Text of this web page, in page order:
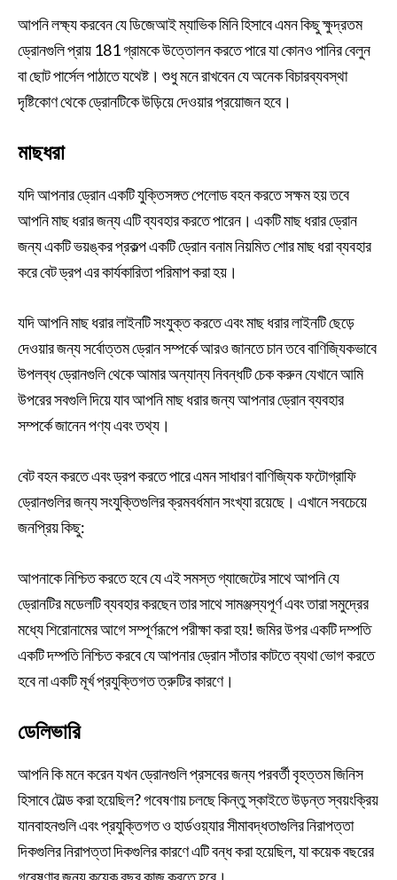
আপনি লক্ষ্য করবেন যে ডিজেআই ম্যাভিক মিনি হিসাবে এমন কিছু ক্ষুদ্রতম
ড্রোনগুলি প্রায় 181 গ্রামকে উত্তোলন করতে পারে যা কোনও পানির বেলুন
বা ছোট পার্সেল পাঠাতে যথেষ্ট। শুধু মনে রাখবেন যে অনেক বিচারব্যবস্থা
দৃষ্টিকোণ থেকে ড্রোনটিকে উড়িয়ে দেওয়ার প্রয়োজন হবে।
মাছধরা
যদি আপনার ড্রোন একটি যুক্তিসঙ্গত পেলোড বহন করতে সক্ষম হয় তবে
আপনি মাছ ধরার জন্য এটি ব্যবহার করতে পারেন। একটি মাছ ধরার ড্রোন
জন্য একটি ভয়ঙ্কর প্রকল্প একটি ড্রোন বনাম নিয়মিত শোর মাছ ধরা ব্যবহার
করে বেট ড্রপ এর কার্যকারিতা পরিমাপ করা হয়।
যদি আপনি মাছ ধরার লাইনটি সংযুক্ত করতে এবং মাছ ধরার লাইনটি ছেড়ে
দেওয়ার জন্য সর্বোত্তম ড্রোন সম্পর্কে আরও জানতে চান তবে বাণিজ্যিকভাবে
উপলব্ধ ড্রোনগুলি থেকে আমার অন্যান্য নিবন্ধটি চেক করুন যেখানে আমি
উপরের সবগুলি দিয়ে যাব আপনি মাছ ধরার জন্য আপনার ড্রোন ব্যবহার
সম্পর্কে জানেন পণ্য এবং তথ্য।
বেট বহন করতে এবং ড্রপ করতে পারে এমন সাধারণ বাণিজ্যিক ফটোগ্রাফি
ড্রোনগুলির জন্য সংযুক্তিগুলির ক্রমবর্ধমান সংখ্যা রয়েছে। এখানে সবচেয়ে
জনপ্রিয় কিছু:
আপনাকে নিশ্চিত করতে হবে যে এই সমস্ত গ্যাজেটের সাথে আপনি যে
ড্রোনটির মডেলটি ব্যবহার করছেন তার সাথে সামঞ্জস্যপূর্ণ এবং তারা সমুদ্রের
মধ্যে শিরোনামের আগে সম্পূর্ণরূপে পরীক্ষা করা হয়! জমির উপর একটি দম্পতি
একটি দম্পতি নিশ্চিত করবে যে আপনার ড্রোন সাঁতার কাটতে ব্যথা ভোগ করতে
হবে না একটি মূর্খ প্রযুক্তিগত ত্রুটির কারণে।
ডেলিভারি
আপনি কি মনে করেন যখন ড্রোনগুলি প্রসবের জন্য পরবর্তী বৃহত্তম জিনিস
হিসাবে টোল্ড করা হয়েছিল? গবেষণায় চলছে কিন্তু স্কাইতে উড়ন্ত স্বয়ংক্রিয়
যানবাহনগুলি এবং প্রযুক্তিগত ও হার্ডওয়্যার সীমাবদ্ধতাগুলির নিরাপত্তা
দিকগুলির নিরাপত্তা দিকগুলির কারণে এটি বন্ধ করা হয়েছিল, যা কয়েক বছরের